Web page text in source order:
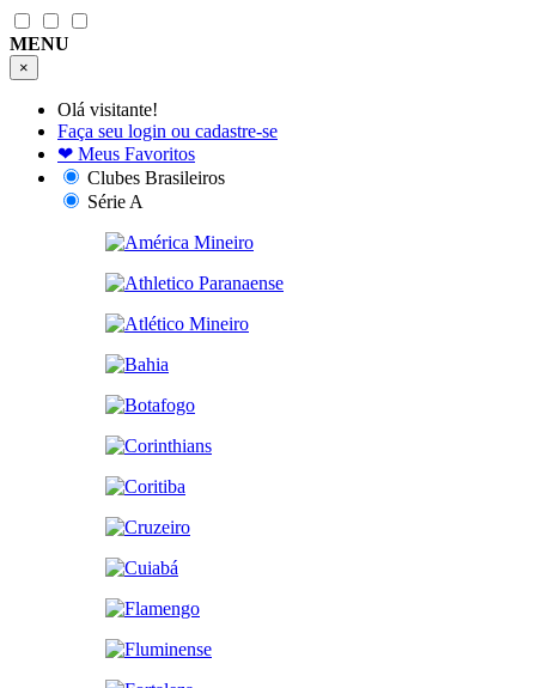
MENU
×
Olá visitante!
Faça seu login ou cadastre-se
❤ Meus Favoritos
Clubes Brasileiros
Série A